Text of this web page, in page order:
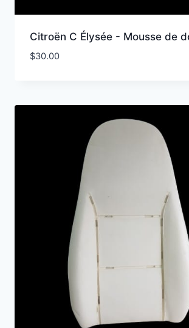
Citroën C Élysée - Mousse de
$30.00